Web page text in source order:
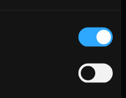
Una volta che
pulite e tritare